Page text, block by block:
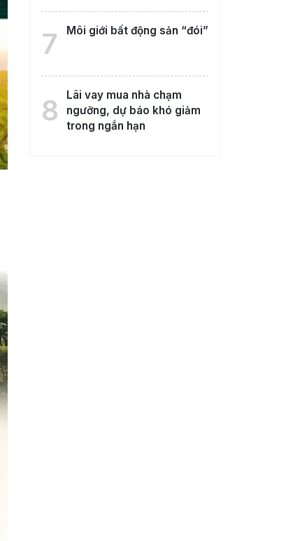
7 Môi giới bất động sản “đói”
8
Lãi vay mua nhà chạm
ngưỡng, dự báo khó giảm
trong ngắn hạn